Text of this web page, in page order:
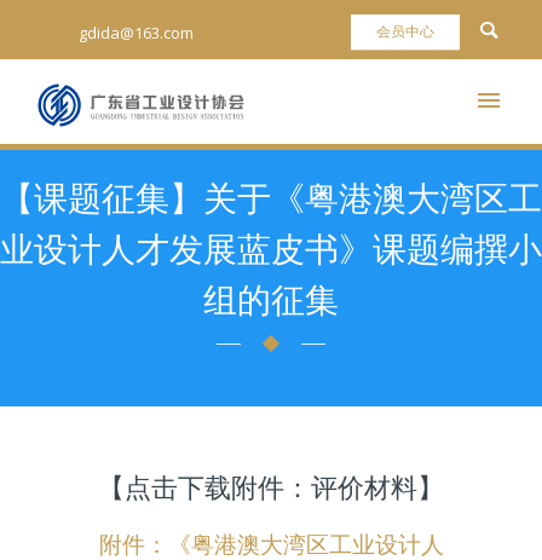
gdida@163.com
【课题征集】关于《粤港澳大湾区工
业设计人才发展蓝皮书》课题编撰小
组的征集
【点击下载附件：评价材料】
附件：《粤港澳大湾区工业设计人